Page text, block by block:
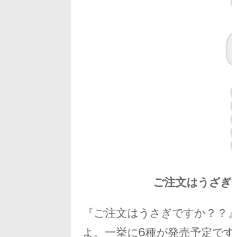
ご注文はうざ
『ご注文はうさぎですか？
よ。一挙に6種が発売予定です